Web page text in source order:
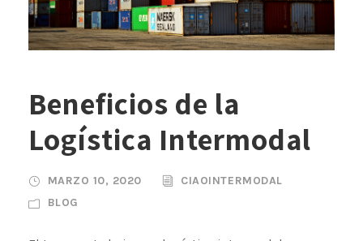
Beneficios de la
Logística Intermodal
MARZO 10, 2020
CIAOINTERMODAL
BLOG